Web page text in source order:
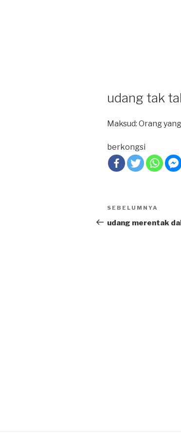
udang tak
Maksud: Orang
berkongsi
Post
navigation
Previous
Post
SEBELUMNYA
udang merentak